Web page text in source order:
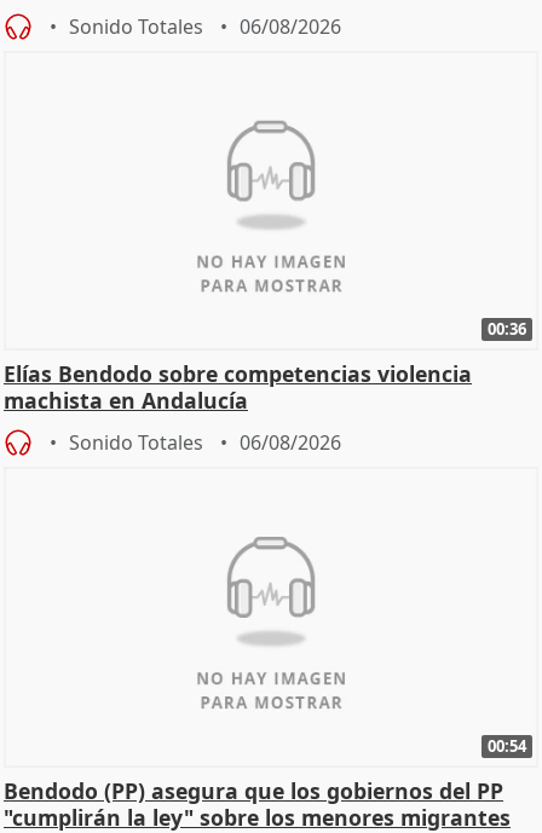
Sonido Totales 06/08/2026
00:36
Elías Bendodo sobre competencias violencia
machista en Andalucía
Sonido Totales 06/08/2026
00:54
Bendodo (PP) asegura que los gobiernos del PP
"cumplirán la ley" sobre los menores migrantes